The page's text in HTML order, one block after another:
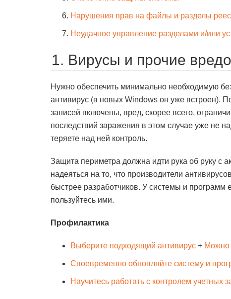
Нарушения прав на файлы и разделы
Неудачное управление разделами и/или
1. Вирусы и прочие
Нужно обеспечить минимально необходимую
антивирус (в новых Windows он уже встроен).
записей включены, вред, скорее всего,
последствий заражения в этом случае уже не
теряете над ней контроль.
Защита периметра должна идти рука об руку с
надеяться на то, что производители
быстрее разработчиков. У системы и программ
пользуйтесь ими.
Профилактика
Выберите подходящий антивирус + Можно
Своевременно обновляйте систему и
Научитесь работать с контролем учетных